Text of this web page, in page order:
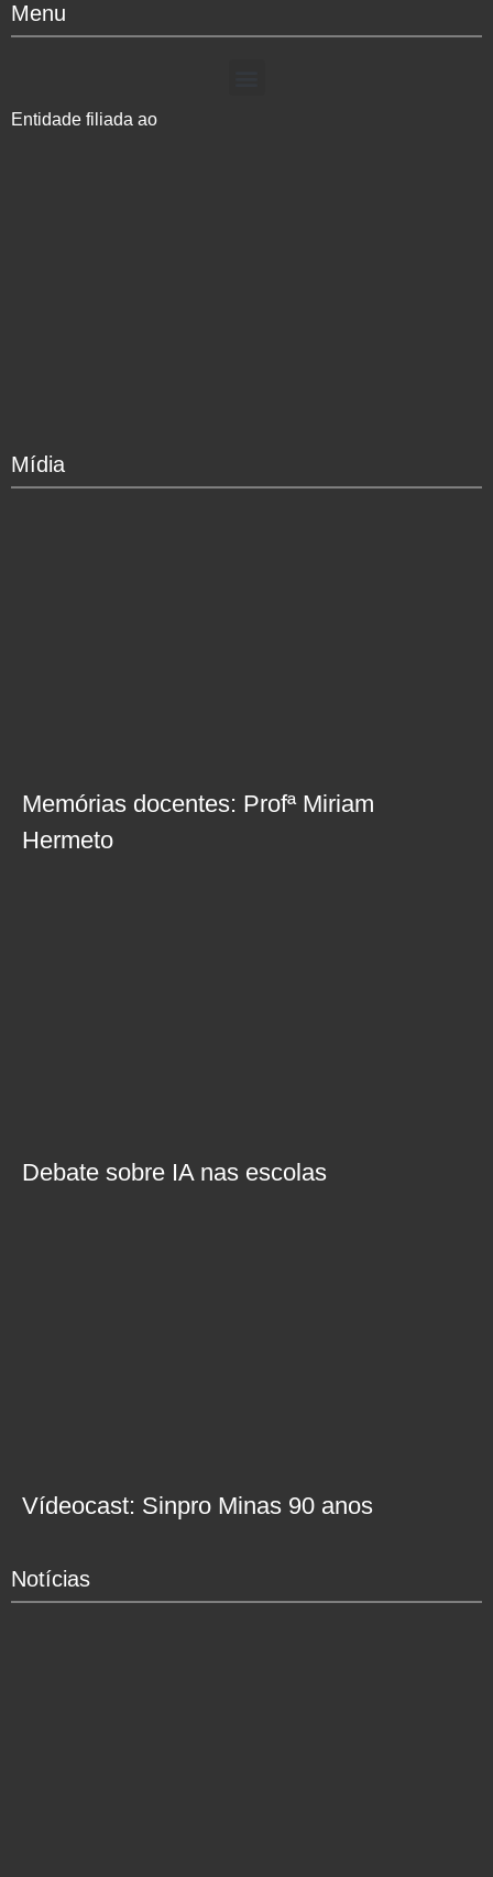
Menu
Entidade filiada ao
Mídia
Memórias docentes: Profª Miriam
Hermeto
Debate sobre IA nas escolas
Vídeocast: Sinpro Minas 90 anos
Notícias